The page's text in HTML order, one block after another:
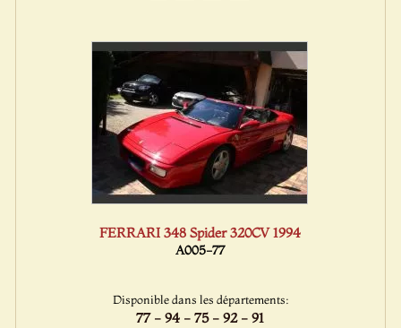
FERRARI 348 Spider 320CV 1994
A005-77
Disponible dans les départements:
77 - 94 - 75 - 92 - 91